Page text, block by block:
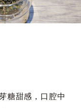
糖甜感，口腔中